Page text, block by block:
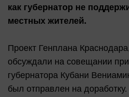
как губернатор не
местных жителей.
Проект Генплана
обсуждали на совещании при
губернатора Кубани
был отправлен на